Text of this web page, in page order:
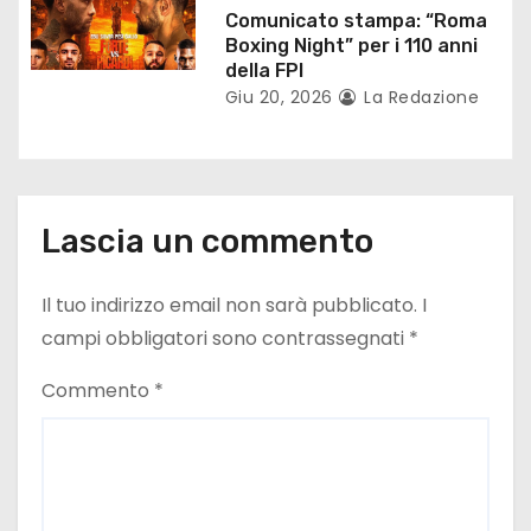
o
l
Comunicato stampa: “Roma
Boxing Night” per i 110 anni
della FPI
Giu 20, 2026 La Redazione
Lascia un commento
Il tuo indirizzo email non sarà pubblicato. I
campi obbligatori sono contrassegnati *
Commento *